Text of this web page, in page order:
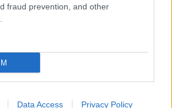
fraud prevention, and other
Data Access Privacy Policy
minden családtag számára. Nézzük
érdemes figyelembe venned,